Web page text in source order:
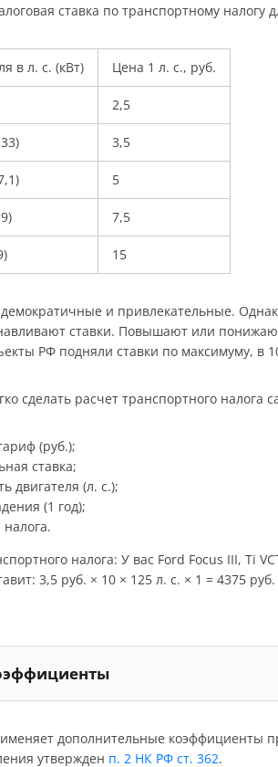
ставка по транспортному налогу
в л. с. (кВт) Цена 1 л. с., руб.
2,5
3,5
5
7,5
15
и привлекательные.
ставки. Повышают или
РФ подняли ставки по максимуму, в
сделать расчет транспортного
(руб.);
ставка;
двигателя (л. с.);
(1 год);
налога: У вас Ford Focus III, Ti
3,5 руб. × 10 × 125 л. с. × 1 = 4375 руб.
дополнительные коэффициенты
утвержден п. 2 НК РФ ст. 362.